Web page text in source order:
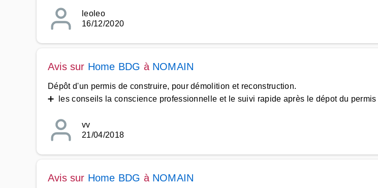
leoleo
16/12/2020
Avis sur Home BDG à NOMAIN
Dépôt d'un permis de construire, pour démolition et reconstruction.
➕ les conseils la conscience professionnelle et le suivi rapide après le dépot du
vv
21/04/2018
Avis sur Home BDG à NOMAIN